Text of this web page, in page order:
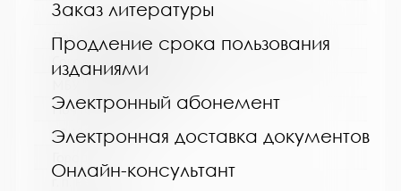
Заказ литературы
Продление срока пользования
изданиями
Электронный абонемент
Электронная доставка документов
Онлайн-консультант
Название библиотеки:
Ловозерская межпоселенческая библиотека
Сокращенное название:
Почтовый индекс:
184580
г. п. Ревда